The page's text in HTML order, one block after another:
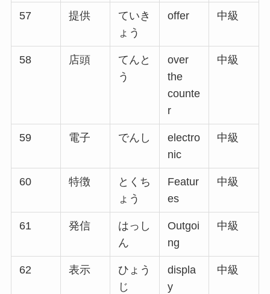
57 提供
ていき
ょう
offer 中級
58 店頭
てんと
う
over
the
counte
r
中級
59 電子 でんし
electro
nic
中級
60 特徴
とくち
ょう
Featur
es
中級
61 発信
はっし
ん
Outgoi
ng
中級
62 表示
ひょう
じ
displa
y
中級